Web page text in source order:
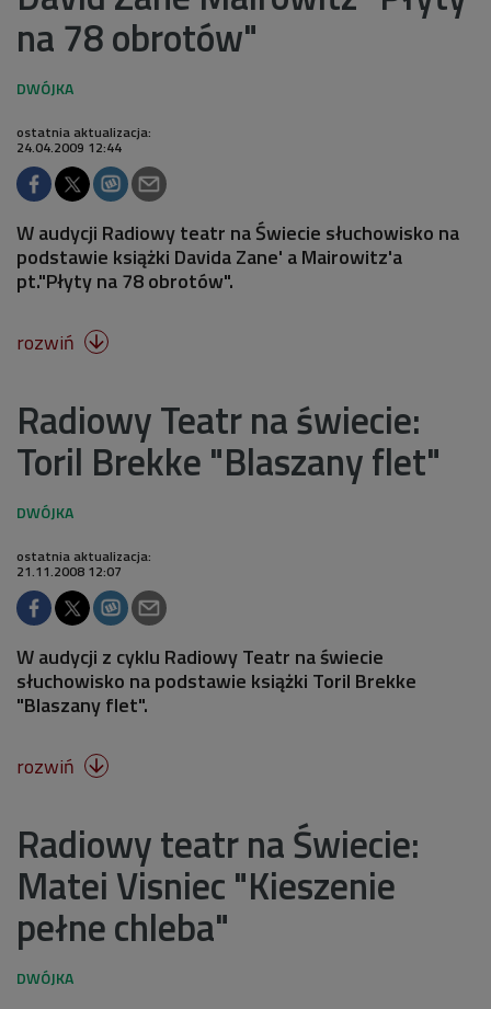
na 78 obrotów"
ostatnia aktualizacja:
24.04.2009 12:44
W audycji Radiowy teatr na Świecie słuchowisko na
podstawie książki Davida Zane' a Mairowitz'a
pt."Płyty na 78 obrotów".
rozwiń 
Radiowy Teatr na świecie:
Toril Brekke "Blaszany flet"
ostatnia aktualizacja:
21.11.2008 12:07
W audycji z cyklu Radiowy Teatr na świecie
słuchowisko na podstawie książki Toril Brekke
"Blaszany flet".
rozwiń 
Radiowy teatr na Świecie:
Matei Visniec "Kieszenie
pełne chleba"